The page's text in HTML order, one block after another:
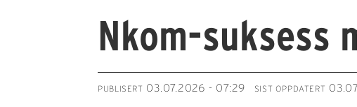
Nkom-suksess
PUBLISERT 03.07.2026 - 07:29 SIST OPPDATERT